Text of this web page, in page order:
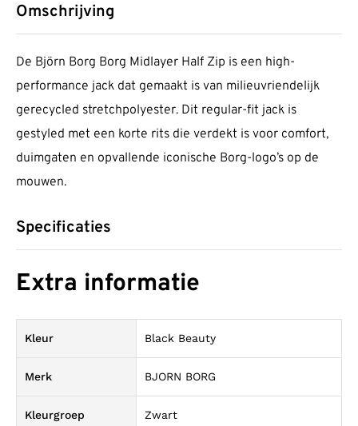
Omschrijving
De Björn Borg Borg Midlayer Half Zip is een high-
performance jack dat gemaakt is van milieuvriendelijk
gerecycled stretchpolyester. Dit regular-fit jack is
gestyled met een korte rits die verdekt is voor comfort,
duimgaten en opvallende iconische Borg-logo’s op de
mouwen.
Specificaties
Extra informatie
Kleur Black Beauty
Merk BJORN BORG
Kleurgroep Zwart